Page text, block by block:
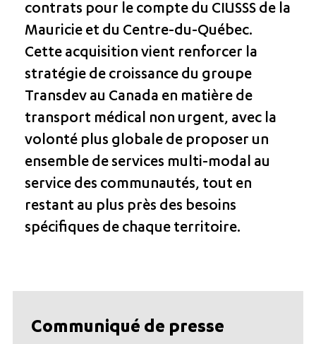
contrats pour le compte du CIUSSS de la
Mauricie et du Centre-du-Québec.
Cette acquisition vient renforcer la
stratégie de croissance du groupe
Transdev au Canada en matière de
transport médical non urgent, avec la
volonté plus globale de proposer un
ensemble de services multi-modal au
service des communautés, tout en
restant au plus près des besoins
spécifiques de chaque territoire.
Communiqué de presse